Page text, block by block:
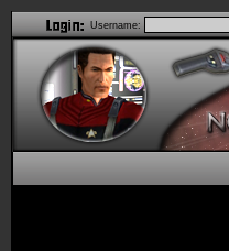
Username: